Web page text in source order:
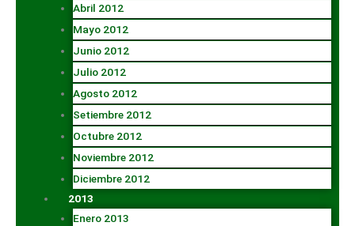
Abril 2012
Mayo 2012
Junio 2012
Julio 2012
Agosto 2012
Setiembre 2012
Octubre 2012
Noviembre 2012
Diciembre 2012
2013
Enero 2013